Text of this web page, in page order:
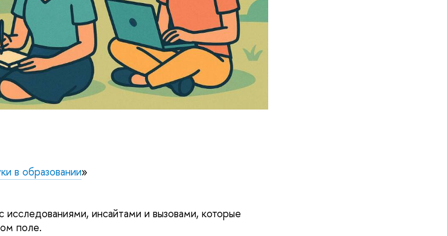
в образовании»
инсайтами и вызовами, которые
поле.